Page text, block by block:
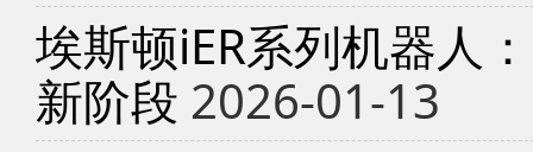
埃斯顿iER系列机器人
新阶段 2026-01-13